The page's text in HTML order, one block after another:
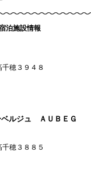
泊施設情報
穂３９４８
ベルジュ ＡＵＢＥＧ
穂３８８５